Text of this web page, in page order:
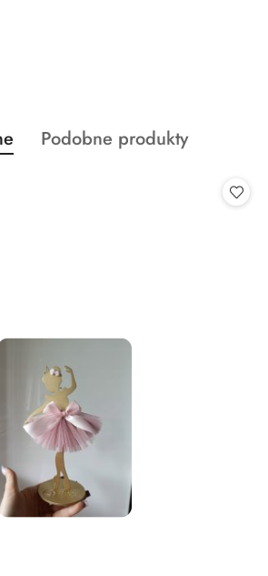
produktów
Produkty
Podobne produkty